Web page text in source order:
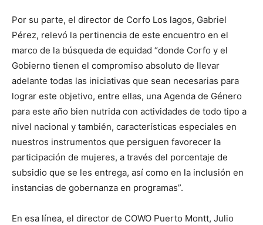
Por su parte, el director de Corfo Los lagos, Gabriel
Pérez, relevó la pertinencia de este encuentro en el
marco de la búsqueda de equidad “donde Corfo y el
Gobierno tienen el compromiso absoluto de llevar
adelante todas las iniciativas que sean necesarias para
lograr este objetivo, entre ellas, una Agenda de Género
para este año bien nutrida con actividades de todo tipo a
nivel nacional y también, características especiales en
nuestros instrumentos que persiguen favorecer la
participación de mujeres, a través del porcentaje de
subsidio que se les entrega, así como en la inclusión en
instancias de gobernanza en programas”.
En esa línea, el director de COWO Puerto Montt, Julio